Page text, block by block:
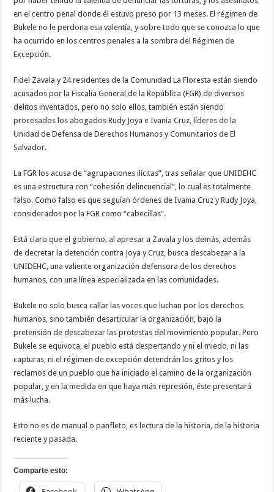
en el centro penal donde él estuvo preso por 13 meses. El régimen de
Bukele no le perdona esa valentía, y sobre todo que se conozca lo que
ha ocurrido en los centros penales a la sombra del Régimen de
Excepción.
Fidel Zavala y 24 residentes de la Comunidad La Floresta están siendo
acusados por la Fiscalía General de la República (FGR) de diversos
delitos inventados, pero no solo ellos, también están siendo
procesados los abogados Rudy Joya e Ivania Cruz, líderes de la
Unidad de Defensa de Derechos Humanos y Comunitarios de El
Salvador.
La FGR los acusa de “agrupaciones ilícitas”, tras señalar que UNIDEHC
es una estructura con “cohesión delincuencial”, lo cual es totalmente
falso. Como falso es que seguían órdenes de Ivania Cruz y Rudy Joya,
considerados por la FGR como “cabecillas”.
Está claro que el gobierno, al apresar a Zavala y los demás, además
de decretar la detención contra Joya y Cruz, busca descabezar a la
UNIDEHC, una valiente organización defensora de los derechos
humanos, con una línea especializada en las comunidades.
Bukele no solo busca callar las voces que luchan por los derechos
humanos, sino también desarticular la organización, bajo la
pretensión de descabezar las protestas del movimiento popular. Pero
Bukele se equivoca, el pueblo está despertando y ni el miedo, ni las
capturas, ni el régimen de excepción detendrán los gritos y los
reclamos de un pueblo que ha iniciado el camino de la organización
popular, y en la medida en que haya más represión, éste presentará
más lucha.
Esto no es de manual o panfleto, es lectura de la historia, de la historia
reciente y pasada.
Comparte esto: